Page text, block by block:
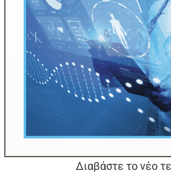
Διαβάστε το νέο